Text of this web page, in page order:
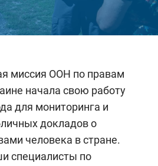
миссия ООН по правам
начала свою работу
для мониторинга и
докладов о
человека в стране.
специалисты по